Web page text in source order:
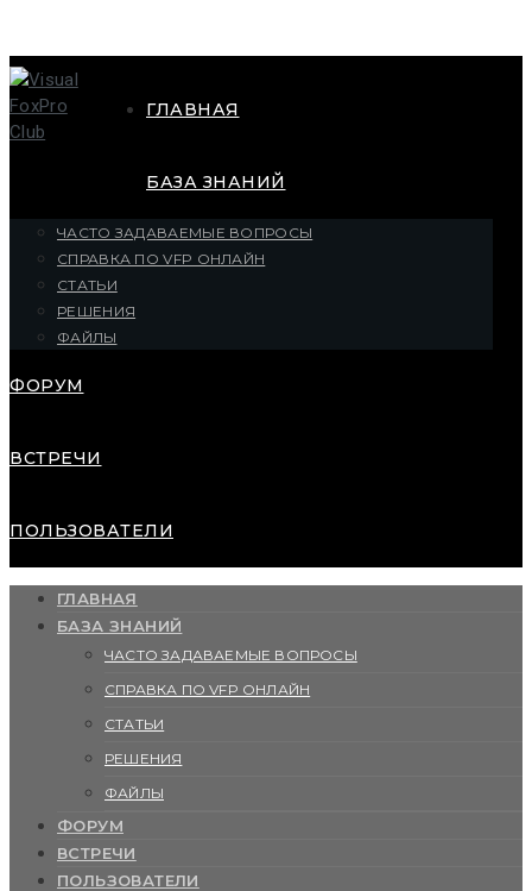
ГЛАВНАЯ
БАЗА ЗНАНИЙ
ЧАСТО ЗАДАВАЕМЫЕ ВОПРОСЫ
СПРАВКА ПО VFP ОНЛАЙН
СТАТЬИ
РЕШЕНИЯ
ФАЙЛЫ
ФОРУМ
ВСТРЕЧИ
ПОЛЬЗОВАТЕЛИ
ГЛАВНАЯ
БАЗА ЗНАНИЙ
ЧАСТО ЗАДАВАЕМЫЕ ВОПРОСЫ
СПРАВКА ПО VFP ОНЛАЙН
СТАТЬИ
РЕШЕНИЯ
ФАЙЛЫ
ФОРУМ
ВСТРЕЧИ
ПОЛЬЗОВАТЕЛИ